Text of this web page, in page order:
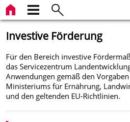
Investive Förderung
Für den Bereich investive
das Servicezentrum
Anwendungen gemäß den
Ministeriums für Ernährung,
und den geltenden EU-Richtlinien.